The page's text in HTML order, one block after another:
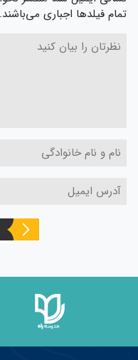
تمام فیلدها اجباری می‌باشند.